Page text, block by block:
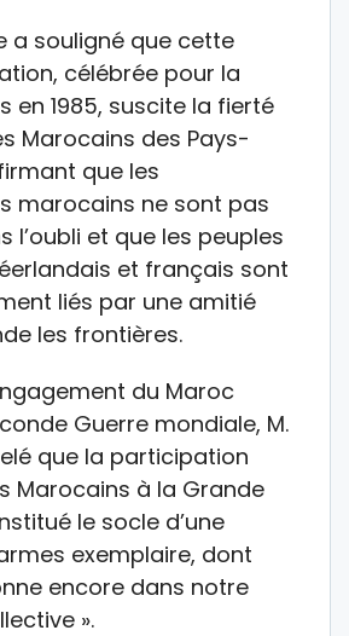
a souligné que cette
célébrée pour la
en 1985, suscite la fierté
Marocains des Pays-
que les
marocains ne sont pas
l’oubli et que les peuples
et français sont
liés par une amitié
les frontières.
du Maroc
Guerre mondiale, M.
que la participation
Marocains à la Grande
le socle d’une
exemplaire, dont
encore dans notre
».